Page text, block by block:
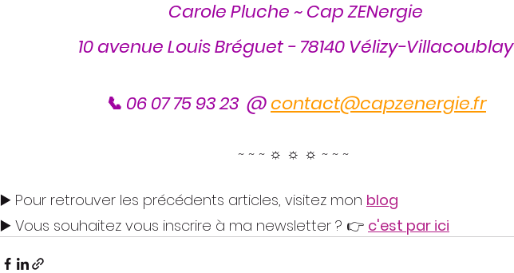
Carole Pluche ~ Cap ZENergie
10 avenue Louis Bréguet - 78140 Vélizy-Villacoublay
📞 06 07 75 93 23  @ contact@capzenergie.fr
~ ~ ~ ☼ ☼ ☼ ~ ~ ~
▶️ Pour retrouver les précédents articles, visitez mon blog
▶️ Vous souhaitez vous inscrire à ma newsletter ? 👉 c'est par ici